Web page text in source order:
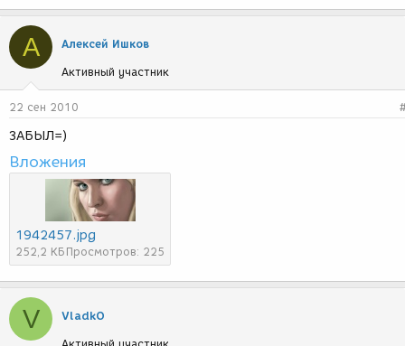
А Алексей Ишков
Активный участник
22 сен 2010
ЗАБЫЛ=)
Вложения
1942457.jpg
252,2 КБ Просмотров: 225
V VladkO